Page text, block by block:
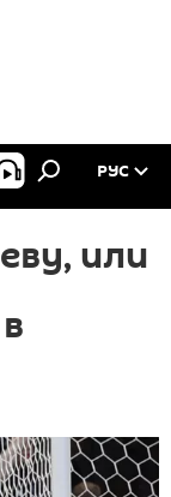
РУС
или